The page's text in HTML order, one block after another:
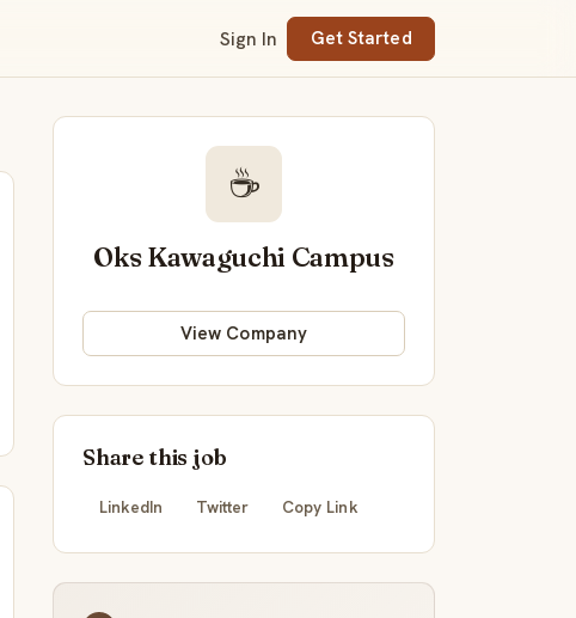
Sign In Get Started
☕
Oks Kawaguchi Campus
View Company
Share this job
LinkedIn Twitter Copy Link